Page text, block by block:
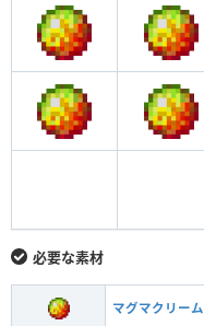
必要な素材
マグマクリーム